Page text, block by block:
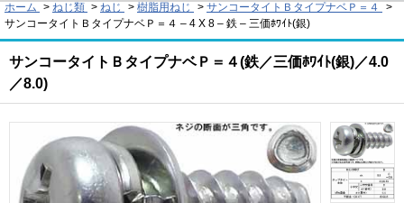
ホーム > ねじ類 > ねじ > 樹脂用ねじ > サンコータイトＢタイプナベＰ＝４
>
サンコータイトＢタイプナベＰ＝４ – 4 X 8 – 鉄 – 三価ﾎﾜｲﾄ(銀)
サンコータイトＢタイプナベＰ＝４(鉄／三価ﾎﾜｲﾄ(銀)／4.0
／8.0)